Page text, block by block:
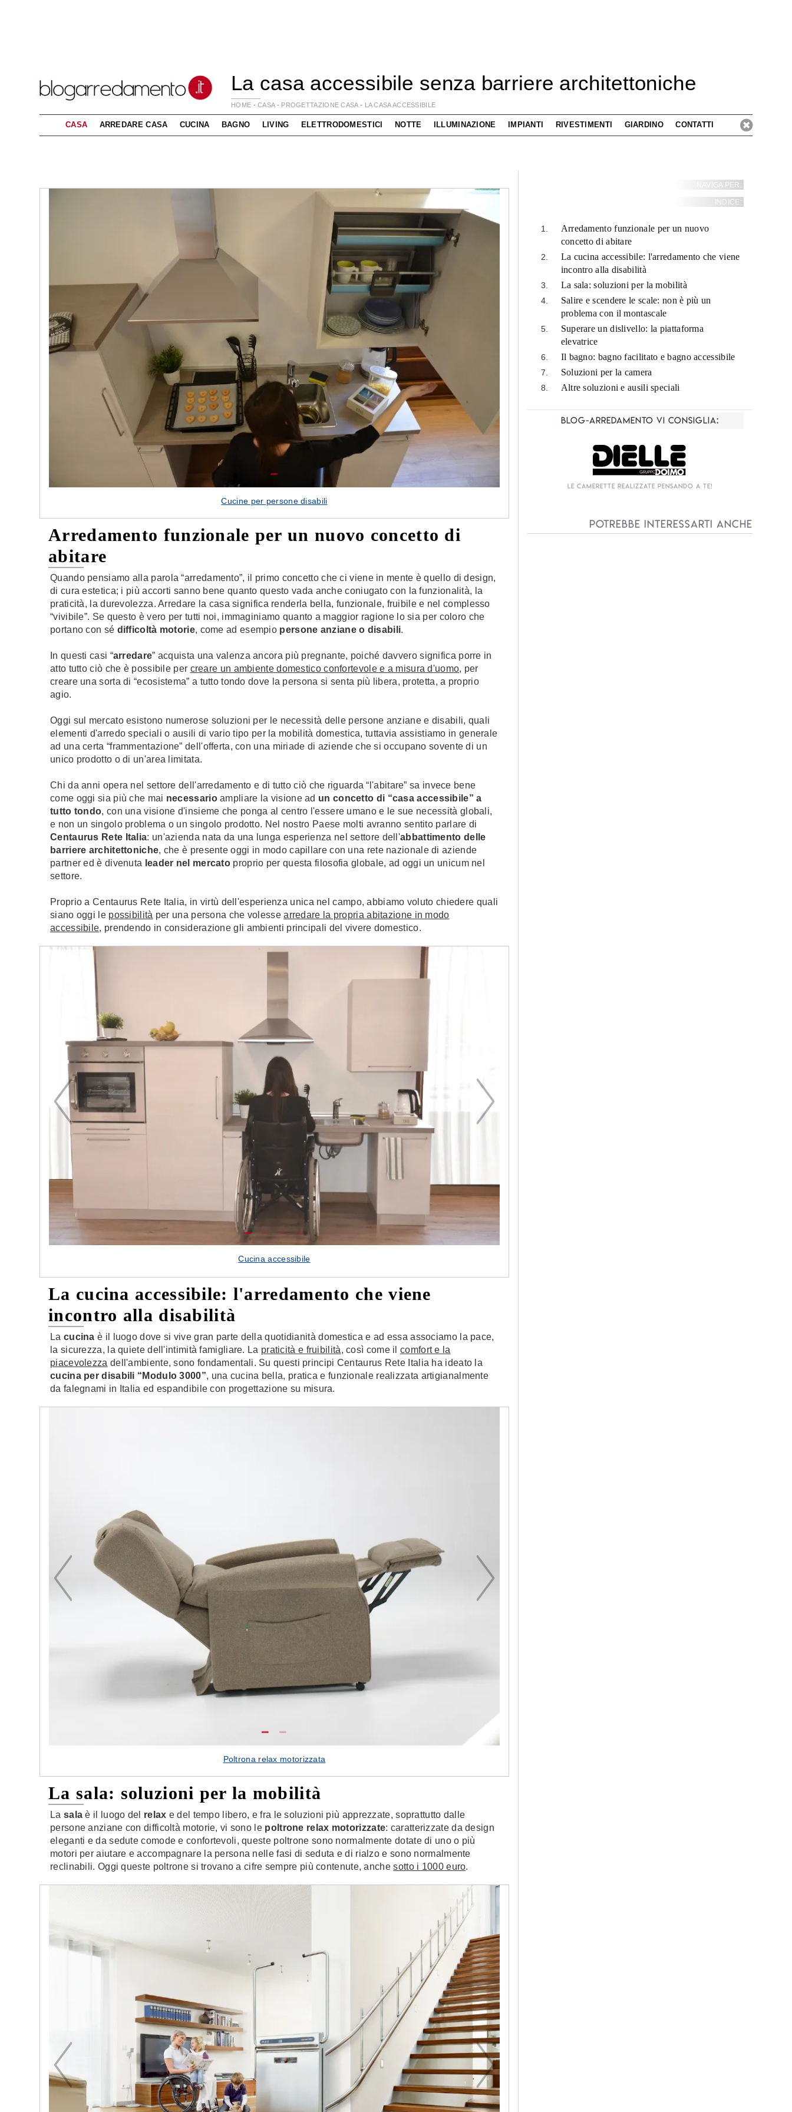
La casa accessibile senza barriere architettoniche
HOME -CASA- PROGETTAZIONE CASA - LA CASA ACCESSIBILE
CASA ARREDARE CASA CUCINA BAGNO LIVING ELETTRODOMESTICI NOTTE ILLUMINAZIONE IMPIANTI RIVESTIMENTI GIARDINO CONTATTI
Cucine per persone disabili
Arredamento funzionale per un nuovo concetto di
abitare
Quando pensiamo alla parola “arredamento”, il primo concetto che ci viene in mente è quello di design,
di cura estetica; i più accorti sanno bene quanto questo vada anche coniugato con la funzionalità, la
praticità, la durevolezza. Arredare la casa significa renderla bella, funzionale, fruibile e nel complesso
“vivibile”. Se questo è vero per tutti noi, immaginiamo quanto a maggior ragione lo sia per coloro che
portano con sé difficoltà motorie, come ad esempio persone anziane o disabili.
In questi casi “arredare” acquista una valenza ancora più pregnante, poiché davvero significa porre in
atto tutto ciò che è possibile per creare un ambiente domestico confortevole e a misura d'uomo, per
creare una sorta di “ecosistema” a tutto tondo dove la persona si senta più libera, protetta, a proprio
agio.
Oggi sul mercato esistono numerose soluzioni per le necessità delle persone anziane e disabili, quali
elementi d'arredo speciali o ausili di vario tipo per la mobilità domestica, tuttavia assistiamo in generale
ad una certa “frammentazione” dell'offerta, con una miriade di aziende che si occupano sovente di un
unico prodotto o di un'area limitata.
Chi da anni opera nel settore dell'arredamento e di tutto ciò che riguarda “l'abitare” sa invece bene
come oggi sia più che mai necessarioampliare la visione ad un concetto di “casa accessibile” a
tutto tondo, con una visione d'insieme che ponga al centro l'essere umano e le sue necessità globali,
e non un singolo problema o un singolo prodotto. Nel nostro Paese molti avranno sentito parlare di
Centaurus Rete Italia: un'azienda nata da una lunga esperienza nel settore dell'abbattimento delle
barriere architettoniche, che è presente oggi in modo capillare con una rete nazionale di aziende
partner ed è divenuta leader nel mercato proprio per questa filosofia globale, ad oggi un unicum nel
settore.
Proprio a Centaurus Rete Italia, in virtù dell'esperienza unica nel campo, abbiamo voluto chiedere quali
siano oggi le possibilità per una persona che volessearredare la propria abitazione in modo
accessibile, prendendo in considerazione gli ambienti principali del vivere domestico.
Cucina accessibile
La cucina accessibile: l'arredamento che viene
incontro alla disabilità
La cucina è il luogo dove si vive gran parte della quotidianità domestica e ad essa associamo la pace,
la sicurezza, la quiete dell'intimità famigliare. La praticità e fruibilità, così come ilcomfort e la
piacevolezza dell'ambiente, sono fondamentali. Su questi principi Centaurus Rete Italia ha ideato la
cucina per disabili “Modulo 3000”, una cucina bella, pratica e funzionale realizzata artigianalmente
da falegnami in Italia ed espandibile con progettazione su misura.
Poltrona relax motorizzata
La sala: soluzioni per la mobilità
La sala è il luogo del relax e del tempo libero, e fra le soluzioni più apprezzate, soprattutto dalle
persone anziane con difficoltà motorie, vi sono le poltrone relax motorizzate: caratterizzate da design
eleganti e da sedute comode e confortevoli, queste poltrone sono normalmente dotate di uno o più
motori per aiutare e accompagnare la persona nelle fasi di seduta e di rialzo e sono normalmente
reclinabili. Oggi queste poltrone si trovano a cifre sempre più contenute, anchesotto i 1000 euro.
NAVIGA PER:
INDICE:
Arredamento funzionale per un nuovo
concetto di abitare
La cucina accessibile: l'arredamento che viene
incontro alla disabilità
La sala: soluzioni per la mobilità
Salire e scendere le scale: non è più un
problema con il montascale
Superare un dislivello: la piattaforma
elevatrice
Il bagno: bagno facilitato e bagno accessibile
Soluzioni per la camera
Altre soluzioni e ausili speciali
Blog-Arredamento vi consiglia:
nostre porte Cappe cucina dal design innovativo
Le camerette realizzate pensando a te!
Potrebbe interessarti anche